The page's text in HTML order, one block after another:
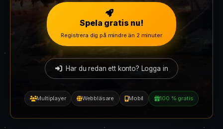
Spela gratis nu!
Registrera dig på mindre än 2 minuter
Har du redan ett konto? Logga in
Multiplayer Webbläsare Mobil 100 % gratis